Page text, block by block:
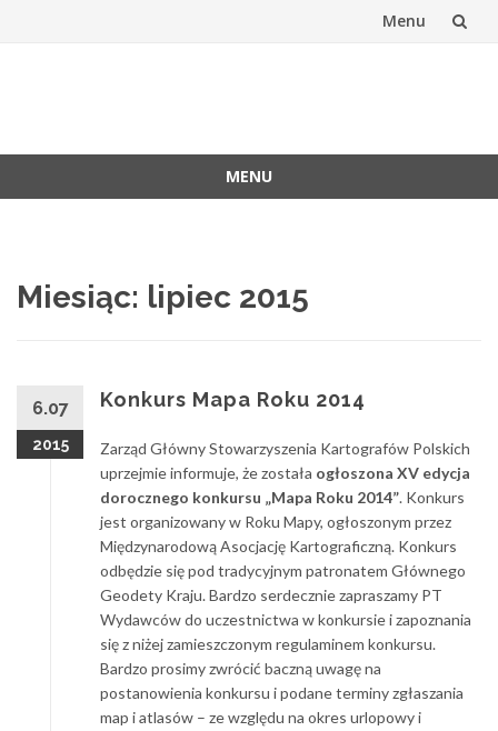
Menu
Kartografów
Polskich
MENU
Miesiąc: lipiec 2015
6.07
2015
Konkurs Mapa Roku 2014
Zarząd Główny Stowarzyszenia Kartografów Polskich
uprzejmie informuje, że została ogłoszona XV edycja
dorocznego konkursu „Mapa Roku 2014”. Konkurs
jest organizowany w Roku Mapy, ogłoszonym przez
Międzynarodową Asocjację Kartograficzną. Konkurs
odbędzie się pod tradycyjnym patronatem Głównego
Geodety Kraju. Bardzo serdecznie zapraszamy PT
Wydawców do uczestnictwa w konkursie i zapoznania
się z niżej zamieszczonym regulami­nem konkursu.
Bardzo prosimy zwrócić baczną uwagę na
postanowienia konkursu i podane ter­miny zgłaszania
map i atlasów – ze względu na okres urlopowy i